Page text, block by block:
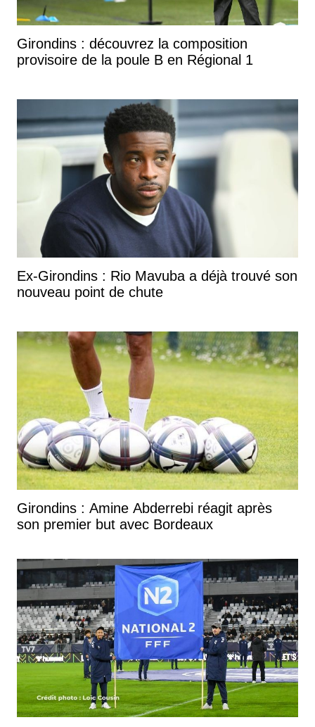
Girondins : découvrez la composition
provisoire de la poule B en Régional 1
Ex-Girondins : Rio Mavuba a déjà trouvé son
nouveau point de chute
Girondins : Amine Abderrebi réagit après
son premier but avec Bordeaux